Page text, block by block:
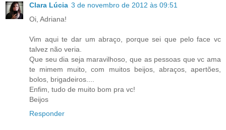
Clara Lúcia 3 de novembro de 2012 às 09:51
Oi, Adriana!
Vim aqui te dar um abraço, porque sei que pelo face vc
talvez não veria.
Que seu dia seja maravilhoso, que as pessoas que vc ama
te mimem muito, com muitos beijos, abraços, apertões,
bolos, brigadeiros....
Enfim, tudo de muito bom pra vc!
Beijos
Responder